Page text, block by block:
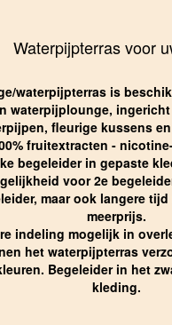
Waterpijpterras voor
waterpijpterras is
waterpijplounge,
fleurige kussens
fruitextracten -
begeleider in gepaste
voor 2e
maar ook langere
meerprijs.
indeling mogelijk in
het waterpijpterras
Begeleider in het
kleding.